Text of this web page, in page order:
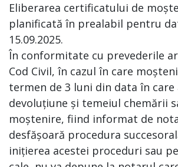
Eliberarea certificatului de
planificată în prealabil pentru
15.09.2025.
În conformitate cu prevederile
Cod Civil, în cazul în care
termen de 3 luni din data în
devoluțiune și temeiul chemării
moștenire, fiind informat de
desfășoară procedura
inițierea acestei proceduri sau